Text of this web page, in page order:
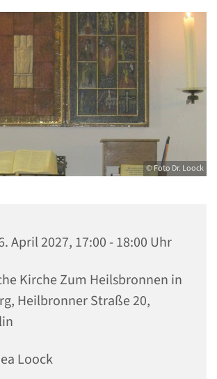
© Foto Dr. Loock
April 2027, 17:00 - 18:00 Uhr
Kirche Zum Heilsbronnen in
Heilbronner Straße 20,
Loock